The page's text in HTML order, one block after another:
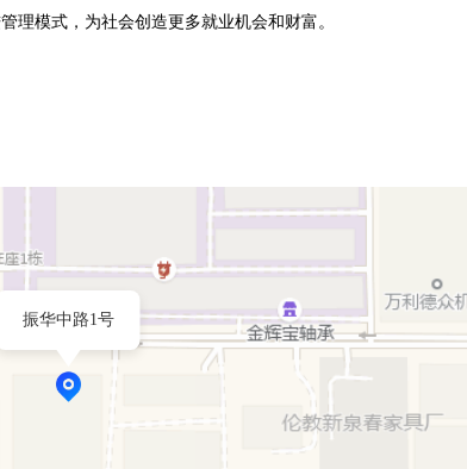
理模式，为社会创造更多就业机会和财富。
振华中路1号